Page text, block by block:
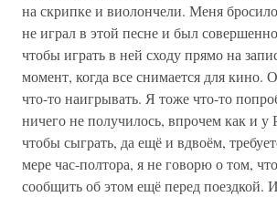
на скрипке и виолончели. Меня
не играл в этой песне и был
чтобы играть в ней сходу прямо на
момент, когда все снимается для кино.
что-то наигрывать. Я тоже что-то
ничего не получилось, впрочем как и
чтобы сыграть, да ещё и вдвоём,
мере час-полтора, я не говорю о том,
сообщить об этом ещё перед